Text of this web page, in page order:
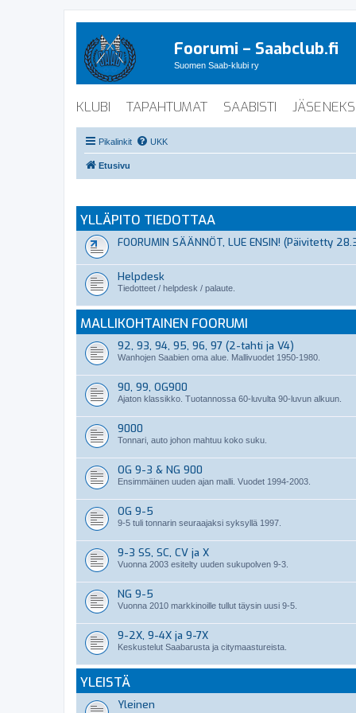
Foorumi – Saabclub.fi
Suomen Saab-klubi ry
KLUBI TAPAHTUMAT SAABISTI
Pikalinkit UKK
Etusivu
YLLÄPITO TIEDOTTAA
FOORUMIN SÄÄNNÖT, LUE ENSIN! (Päivitetty
Helpdesk
Tiedotteet / helpdesk / palaute.
MALLIKOHTAINEN FOORUMI
92, 93, 94, 95, 96, 97 (2-tahti ja V4)
Wanhojen Saabien oma alue. Mallivuodet 1950-1980.
90, 99, OG900
Ajaton klassikko. Tuotannossa 60-luvulta 90-luvun alkuun.
9000
Tonnari, auto johon mahtuu koko suku.
OG 9-3 & NG 900
Ensimmäinen uuden ajan malli. Vuodet 1994-2003.
OG 9-5
9-5 tuli tonnarin seuraajaksi syksyllä 1997.
9-3 SS, SC, CV ja X
Vuonna 2003 esitelty uuden sukupolven 9-3.
NG 9-5
Vuonna 2010 markkinoille tullut täysin uusi 9-5.
9-2X, 9-4X ja 9-7X
Keskustelut Saabarusta ja citymaastureista.
YLEISTÄ
Yleinen